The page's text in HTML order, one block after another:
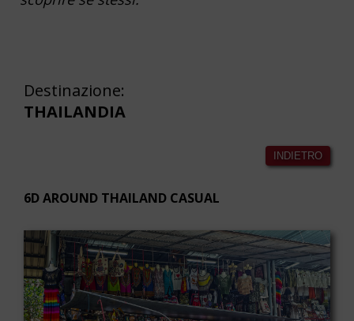
Destinazione:
THAILANDIA
INDIETRO
6D AROUND THAILAND CASUAL